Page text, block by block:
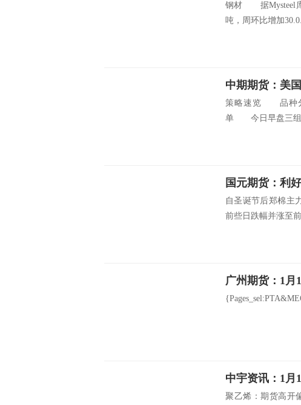
钢材 据Mysteel库
吨，周环比增加
中期期货：美
策略速览 品种
单 今日早盘三组
国元期货：利
自圣诞节后郑棉主
前些日跌幅并涨至
广州期货：1月
中宇资讯：1月
聚乙烯：期货高开